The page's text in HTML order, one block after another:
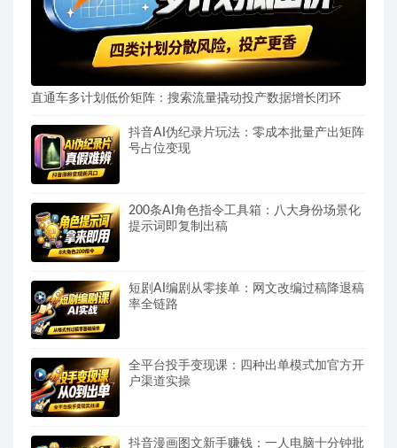
直通车多计划低价矩阵：搜索流量撬动投产数据增长闭环
抖音AI伪纪录片玩法：零成本批量产出矩阵
号占位变现
200条AI角色指令工具箱：八大身份场景化
提示词即复制出稿
短剧AI编剧从零接单：网文改编过稿降退稿
率全链路
全平台投手变现课：四种出单模式加官方开
户渠道实操
抖音漫画图文新手赚钱：一人电脑十分钟批